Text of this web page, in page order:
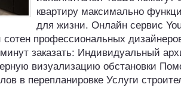
квартиру максимально
для жизни. Онлайн сервис
сотен профессиональных
заказать: Индивидуальный
визуализацию обстановки
в перепланировке Услуги